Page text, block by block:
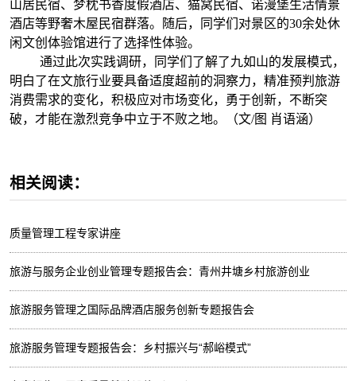
山居民宿、梦枕书香度假酒店、猫窝民宿、诺漫堡生活情景
酒店等野奢木屋民宿群落。随后，同学们对景区的30余处休
闲文创体验馆进行了选择性体验。
通过此次实践调研，同学们了解了九如山的发展模式，
明白了在文旅行业要具备适度超前的洞察力，精准预判旅游
消费需求的变化，积极应对市场变化，勇于创新，不断突
破，才能在激烈竞争中立于不败之地。（文/图 肖语涵）
相关阅读：
质量管理工程专家讲座
旅游与服务企业创业管理专题报告会：青州井塘乡村旅游创业
旅游服务管理之国际品牌酒店服务创新专题报告会
旅游服务管理专题报告会：乡村振兴与“郝峪模式”